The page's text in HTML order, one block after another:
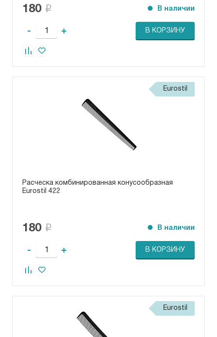
180 В наличии
- + В КОРЗИНУ
Eurostil
Расческа комбинированная конусообразная
Eurostil 422
180 В наличии
- + В КОРЗИНУ
Eurostil